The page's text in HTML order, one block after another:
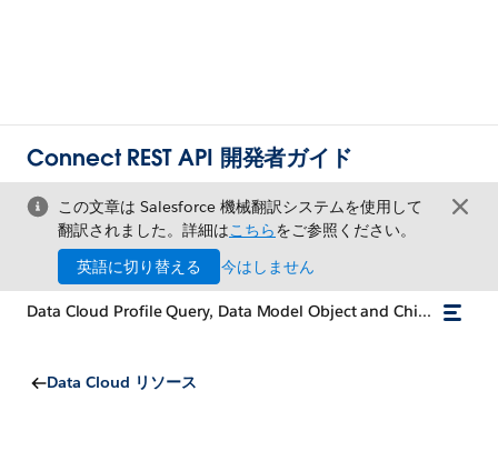
Connect REST API 開発者ガイド
この文章は Salesforce 機械翻訳システムを使用して
翻訳されました。詳細はこちらをご参照ください。
英語に切り替える
今はしません
Data Cloud Profile Query, Data Model Object and Child Object with Search Key
Data Cloud リソース